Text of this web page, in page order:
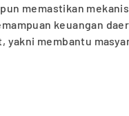
memastikan
keuangan
yakni membantu